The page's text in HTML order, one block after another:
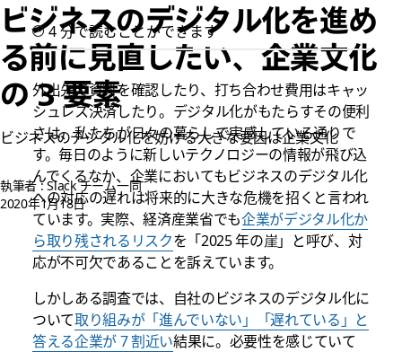
ビジネスのデジタル化を進め
る前に見直したい、企業文化
の 3 要素
ビジネスのデジタル化を妨げる大きな要因は企業文化
執筆者 : Slack チーム一同
2020年1月18日
4 分で読むことができます
外出先で資料を確認したり、打ち合わせ費用はキャッ
シュレス決済したり。デジタル化がもたらすその便利
さは、私たちが日々の暮らしで実感している通りで
す。毎日のように新しいテクノロジーの情報が飛び込
んでくるなか、企業においてもビジネスのデジタル化
への対応の遅れは将来的に大きな危機を招くと言われ
ています。実際、経済産業省でも企業がデジタル化か
ら取り残されるリスクを「2025 年の崖」と呼び、対
応が不可欠であることを訴えています。
しかしある調査では、自社のビジネスのデジタル化に
ついて取り組みが「進んでいない」「遅れている」と
答える企業が 7 割近い結果に。必要性を感じていて